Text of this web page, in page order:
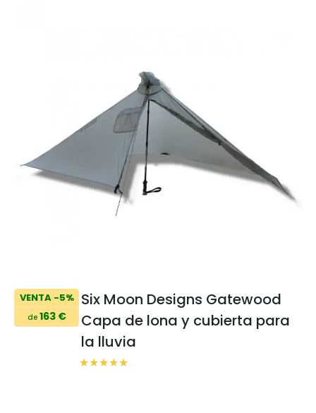
VENTA -5%
de163 €
Six Moon Designs Gatewood
Capa de lona y cubierta para
la lluvia